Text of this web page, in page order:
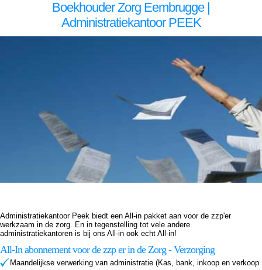
Boekhouder Zorg Eembrugge |
Administratiekantoor PEEK
Administratiekantoor Peek biedt een All-in pakket aan voor de zzp'er
werkzaam in de zorg. En in tegenstelling tot vele andere
administratiekantoren is bij ons All-in ook echt All-in!
All-In abonnement voor de zzp er in de Zorg - Verzorging
Maandelijkse verwerking van administratie (Kas, bank, inkoop en verkoop